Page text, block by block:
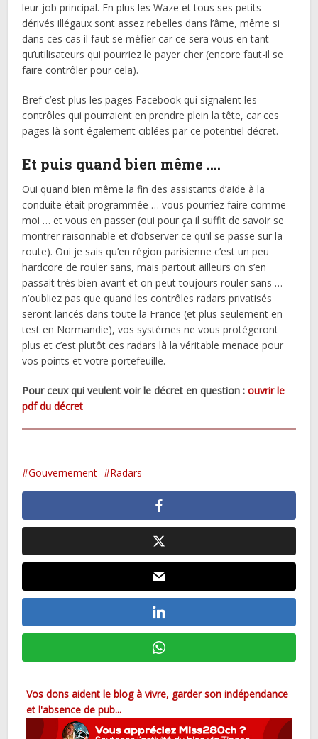
leur job principal. En plus les Waze et tous ses petits
dérivés illégaux sont assez rebelles dans l’âme, même si
dans ces cas il faut se méfier car ce sera vous en tant
qu’utilisateurs qui pourriez le payer cher (encore faut-il se
faire contrôler pour cela).
Bref c’est plus les pages Facebook qui signalent les
contrôles qui pourraient en prendre plein la tête, car ces
pages là sont également ciblées par ce potentiel décret.
Et puis quand bien même ….
Oui quand bien même la fin des assistants d’aide à la
conduite était programmée … vous pourriez faire comme
moi … et vous en passer (oui pour ça il suffit de savoir se
montrer raisonnable et d’observer ce qu’il se passe sur la
route). Oui je sais qu’en région parisienne c’est un peu
hardcore de rouler sans, mais partout ailleurs on s’en
passait très bien avant et on peut toujours rouler sans …
n’oubliez pas que quand les contrôles radars privatisés
seront lancés dans toute la France (et plus seulement en
test en Normandie), vos systèmes ne vous protégeront
plus et c’est plutôt ces radars là la véritable menace pour
vos points et votre portefeuille.
Pour ceux qui veulent voir le décret en question :ouvrir le
pdf du décret
Gouvernement Radars
Vos dons aident le blog à vivre, garder son indépendance
et l'absence de pub...